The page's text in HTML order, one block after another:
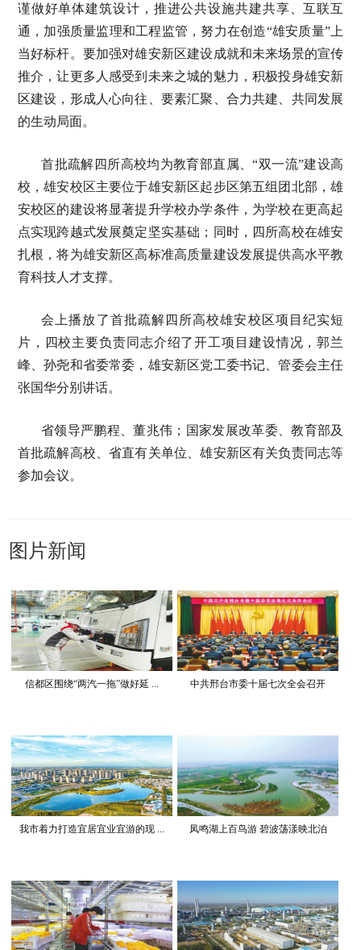
谨做好单体建筑设计，推进公共设施共建共享、互联互
通，加强质量监理和工程监管，努力在创造“雄安质量”上
当好标杆。要加强对雄安新区建设成就和未来场景的宣传
推介，让更多人感受到未来之城的魅力，积极投身雄安新
区建设，形成人心向往、要素汇聚、合力共建、共同发展
的生动局面。
首批疏解四所高校均为教育部直属、“双一流”建设高
校，雄安校区主要位于雄安新区起步区第五组团北部，雄
安校区的建设将显著提升学校办学条件，为学校在更高起
点实现跨越式发展奠定坚实基础；同时，四所高校在雄安
扎根，将为雄安新区高标准高质量建设发展提供高水平教
育科技人才支撑。
会上播放了首批疏解四所高校雄安校区项目纪实短
片，四校主要负责同志介绍了开工项目建设情况，郭兰
峰、孙尧和省委常委，雄安新区党工委书记、管委会主任
张国华分别讲话。
省领导严鹏程、董兆伟；国家发展改革委、教育部及
首批疏解高校、省直有关单位、雄安新区有关负责同志等
参加会议。
图片新闻
信都区围绕“两汽一拖”做好延 ... 中共邢台市委十届七次全会召开
我市着力打造宜居宜业宜游的现 ... 凤鸣湖上百鸟游 碧波荡漾映北泊